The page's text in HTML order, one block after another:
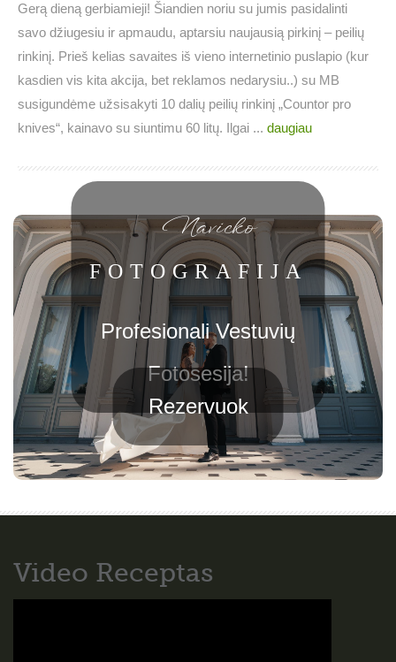
Gerą dieną gerbiamieji! Šiandien noriu su jumis pasidalinti
savo džiugesiu ir apmaudu, aptarsiu naujausią pirkinį – peilių
rinkinį. Prieš kelias savaites iš vieno internetinio puslapio (kur
kasdien vis kita akcija, bet reklamos nedarysiu..) su MB
susigundėme užsisakyti 10 dalių peilių rinkinį „Countor pro
knives“, kainavo su siuntimu 60 litų. Ilgai ... daugiau
Navicko
FOTOGRAFIJA
Profesionali Vestuvių
Fotosesija!
Rezervuok
Video Receptas